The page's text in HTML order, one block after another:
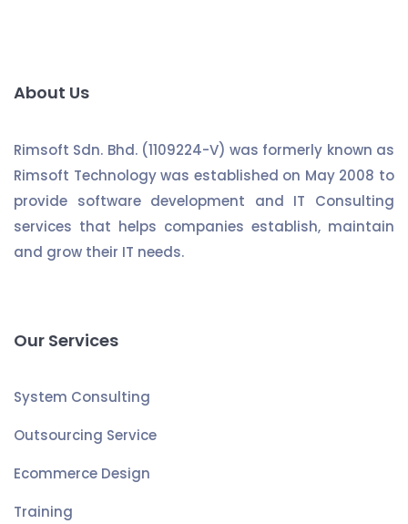
About Us
Rimsoft Sdn. Bhd. (1109224-V) was formerly known as
Rimsoft Technology was established on May 2008 to
provide software development and IT Consulting
services that helps companies establish, maintain
and grow their IT needs.
Our Services
System Consulting
Outsourcing Service
Ecommerce Design
Training